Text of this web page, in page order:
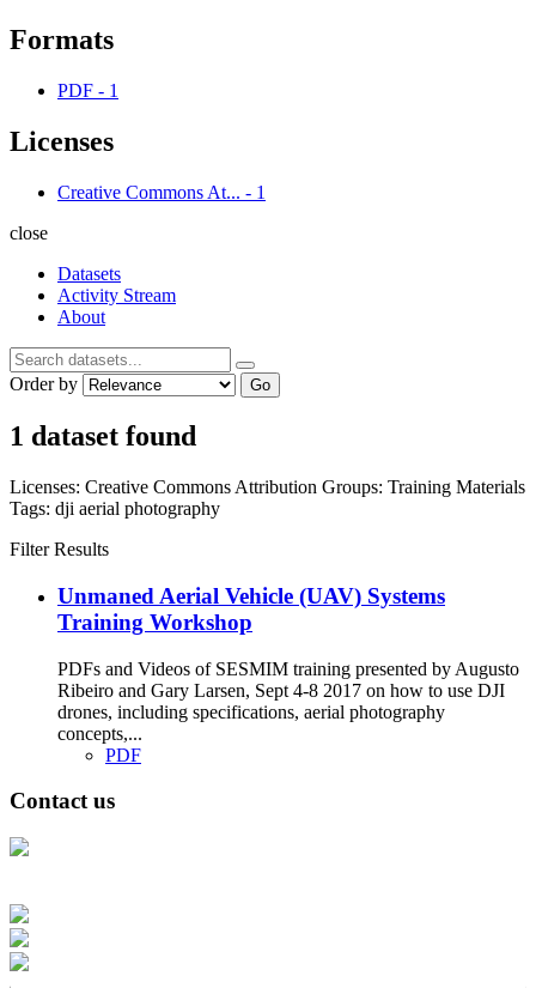
Formats
PDF - 1
Licenses
Creative Commons At... - 1
close
Datasets
Activity Stream
About
Order by Go
1 dataset found
Licenses: Creative Commons Attribution Groups: Training Materials
Tags: dji aerial photography
Filter Results
Unmaned Aerial Vehicle (UAV) Systems
Training Workshop
PDFs and Videos of SESMIM training presented by Augusto
Ribeiro and Gary Larsen, Sept 4-8 2017 on how to use DJI
drones, including specifications, aerial photography
concepts,...
PDF
Contact us